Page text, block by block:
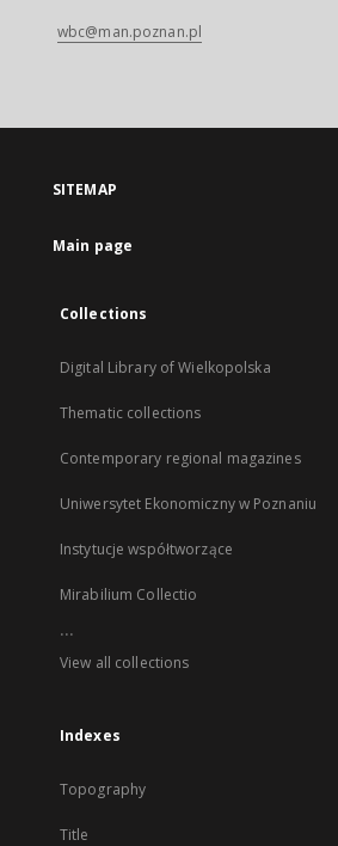
wbc@man.poznan.pl
SITEMAP
Main page
Collections
Digital Library of Wielkopolska
Thematic collections
Contemporary regional magazines
Uniwersytet Ekonomiczny w Poznaniu
Instytucje współtworzące
Mirabilium Collectio
...
View all collections
Indexes
Topography
Title